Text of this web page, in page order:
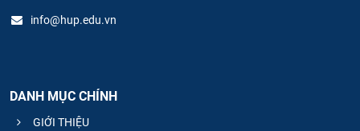
info@hup.edu.vn
DANH MỤC CHÍNH
GIỚI THIỆU